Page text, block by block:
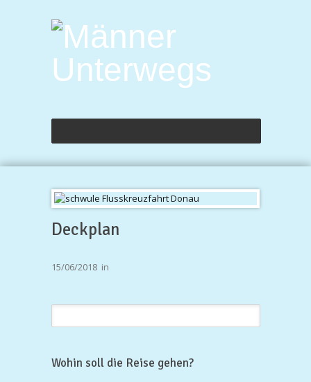
Deckplan
15/06/2018 in
Wohin soll die Reise gehen?